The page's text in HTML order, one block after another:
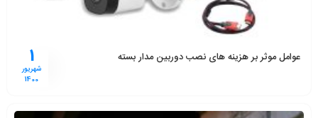
1
شهریور
1400
عوامل موثر بر هزینه های نصب دوربین مدار بسته